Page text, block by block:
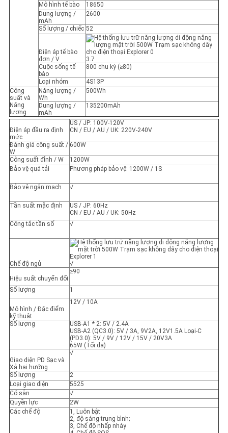
TRANG
PRIVACY
POLICY
Mô hình tế bào
18650
Dung lượng /
mAh
2600
Số lượng / chiếc 52
Điện áp tế bào
đơn / V
3.7
Cuộc sống tế
bào
800 chu kỳ (≥80)
Loại nhóm
4S13P
Công
suất và
Năng
lượng
Năng lượng /
Wh
500Wh
Dung lượng /
mAh
135200mAh
Điện áp đầu ra định
mức
US / JP: 100V-120V
CN / EU / AU / UK: 220V-240V
Đánh giá công suất /
W
600W
Công suất đỉnh / W
1200W
Bảo vệ quá tải
Phương pháp bảo vệ: 1200W / 1S
Bảo vệ ngắn mạch √
Tần suất mặc định
US / JP: 60Hz
CN / EU / AU / UK: 50Hz
Công tắc tần số
√
Chế độ ngủ √
Hiệu suất chuyển đổi
≥90
Số lượng 1
Mô hình / Đặc điểm
kỹ thuật
12V / 10A
Số lượng
USB-A1 * 2: 5V / 2.4A
USB-A2 (QC3.0): 5V / 3A, 9V2A, 12V1.5A Loại-C
(PD3.0): 5V / 9V / 12V / 15V / 20V3A
65W (Tối đa)
Giao diện PD Sạc và
Xả hai hướng
√
Số lượng
2
Loại giao diện
5525
Có sẵn
√
Quyền lực
2W
Các chế độ
1, Luôn bật
2, độ sáng trung bình;
3, Chế độ nhấp nháy